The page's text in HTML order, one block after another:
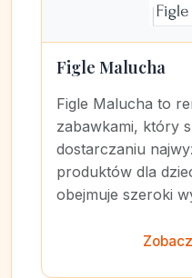
Figle Malucha
Figle Malucha to
zabawkami, który
dostarczaniu
produktów dla
obejmuje szeroki